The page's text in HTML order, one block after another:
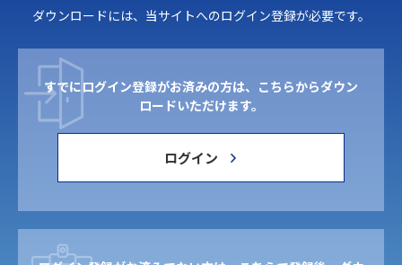
ダウンロードには、当サイトへのログイン登録が必要です。
すでにログイン登録がお済みの方は、こちらからダウン
ロードいただけます。
ログイン